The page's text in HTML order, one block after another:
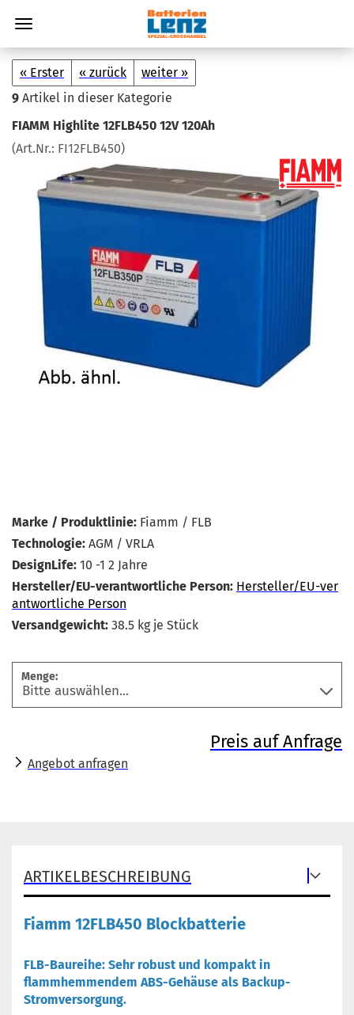
« Erster « zurück
weiter »
9 Artikel in dieser Kategorie
FIAMM High­li­te 12FLB450 12V 120Ah
(Art.Nr.: FI12FLB450)
Marke / Produktlinie: Fiamm / FLB
Technologie: AGM / VRLA
DesignLife: 10 -1 2 Jahre
Hersteller/EU-verantwortliche Person: Hersteller/EU-ver
antwortliche Person
Versandgewicht: 38.5 kg je Stück
Menge:
Preis auf Anfrage
Angebot anfragen
ARTIKELBESCHREIBUNG
Fiamm 12FLB450 Blockbatterie
FLB-Baureihe: Sehr robust und kompakt in
flammhemmendem ABS-Gehäuse als Backup-
Stromversorgung.